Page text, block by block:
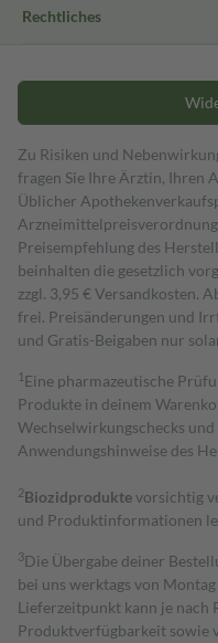
Rechtliches
Zu Risiken und
fragen Sie Ihre Ärztin, Ihren
Üblicher
Preisempfehlung des
beinhalten die gesetzlich
zzgl. 3,95 € Versandkosten.
frei. Preisänderungen und
und Gratis-Beigaben nur
1 Eine pharmazeutische
Produkte in deinem
Wechselwirkungschecks
Anwendungshinweise des
2Biozidproduktevorsichtig
und Produktinformationen
3Die Übergabe deiner
bei uns werktags von
Lieferzeitpunkt kann je nach
Produktverfügbarkeit sowie